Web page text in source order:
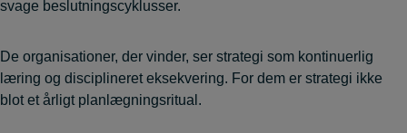
svage beslutningscyklusser.
De organisationer, der vinder, ser strategi som kontinuerlig
læring og disciplineret eksekvering. For dem er strategi ikke
blot et årligt planlægningsritual.